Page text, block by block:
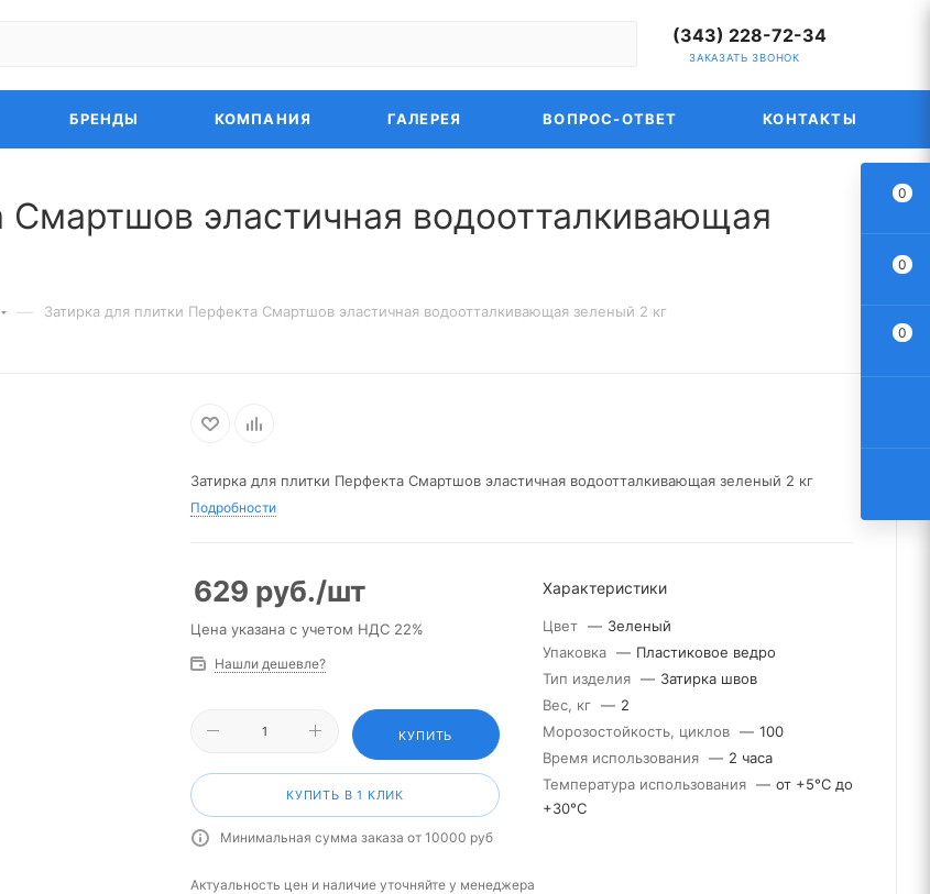
(343) 228-72-34
ЗАКАЗАТЬ ЗВОНОК
БРЕНДЫ КОМПАНИЯ ГАЛЕРЕЯ ВОПРОС-ОТВЕТ КОНТАКТЫ
Смартшов эластичная водоотталкивающая
— Затирка для плитки Перфекта Смартшов эластичная водоотталкивающая зеленый 2 кг
Затирка для плитки Перфекта Смартшов эластичная водоотталкивающая зеленый 2 кг
Подробности
629 руб./шт
Цена указана с учетом НДС 22%
Нашли дешевле?
КУПИТЬ
КУПИТЬ В 1 КЛИК
Минимальная сумма заказа от 10000 руб
Характеристики
Цвет — Зеленый
Упаковка — Пластиковое ведро
Тип изделия — Затирка швов
Вес, кг — 2
Морозостойкость, циклов — 100
Время использования — 2 часа
Температура использования — от +5°С до
+30°С
Актуальность цен и наличие уточняйте у менеджера
0
0
0